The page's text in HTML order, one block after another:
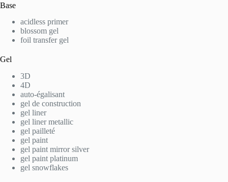
Base
acidless primer
blossom gel
foil transfer gel
Gel
3D
4D
auto-égalisant
gel de construction
gel liner
gel liner metallic
gel pailleté
gel paint
gel paint mirror silver
gel paint platinum
gel snowflakes